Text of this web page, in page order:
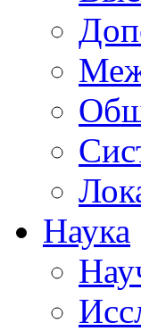
Наука